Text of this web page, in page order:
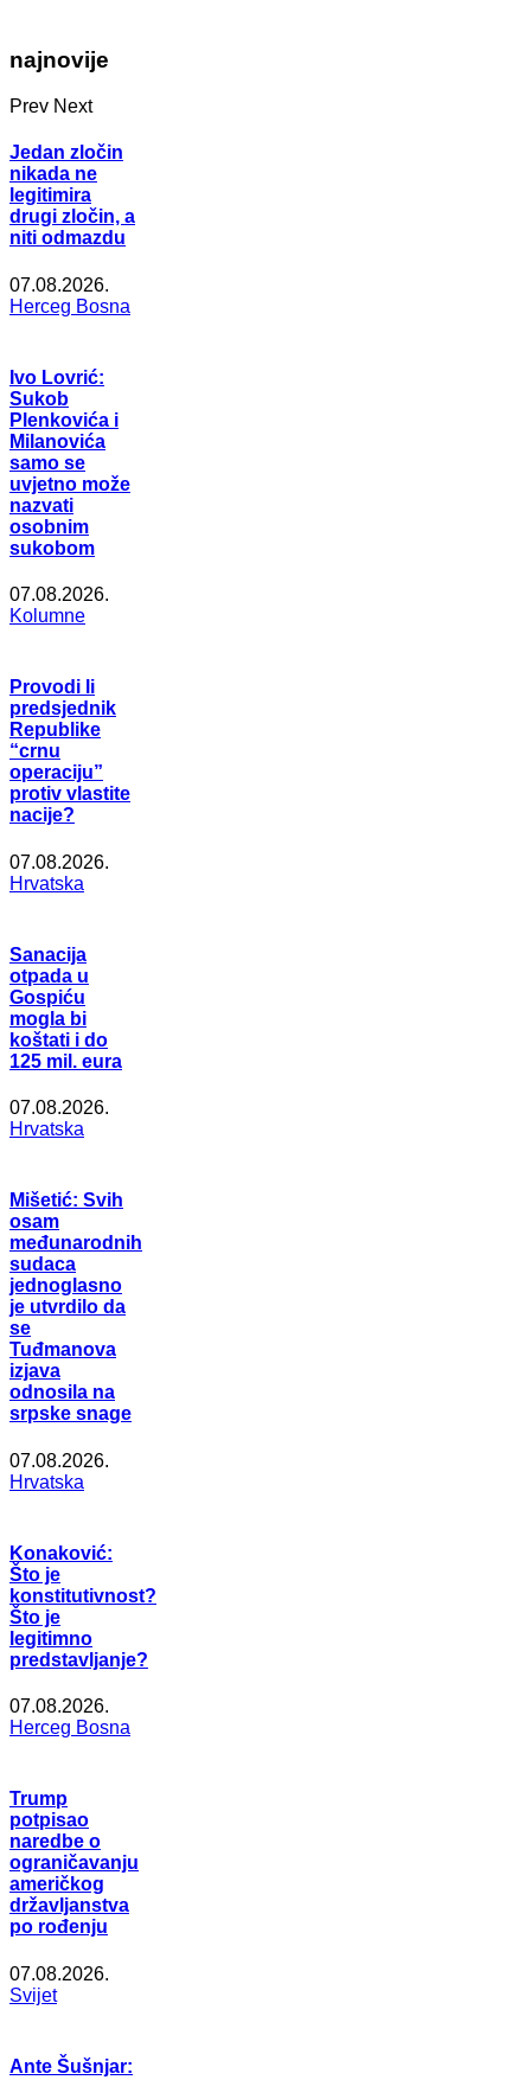
najnovije
Prev Next
Jedan zločin
nikada ne
legitimira
drugi zločin, a
niti odmazdu
07.08.2026.
Herceg Bosna
Ivo Lovrić:
Sukob
Plenkovića i
Milanovića
samo se
uvjetno može
nazvati
osobnim
sukobom
07.08.2026.
Kolumne
Provodi li
predsjednik
Republike
“crnu
operaciju”
protiv vlastite
nacije?
07.08.2026.
Hrvatska
Sanacija
otpada u
Gospiću
mogla bi
koštati i do
125 mil. eura
07.08.2026.
Hrvatska
Mišetić: Svih
osam
međunarodnih
sudaca
jednoglasno
je utvrdilo da
se
Tuđmanova
izjava
odnosila na
srpske snage
07.08.2026.
Hrvatska
Konaković:
Što je
konstitutivnost?
Što je
legitimno
predstavljanje?
07.08.2026.
Herceg Bosna
Trump
potpisao
naredbe o
ograničavanju
američkog
državljanstva
po rođenju
07.08.2026.
Svijet
Ante Šušnjar: